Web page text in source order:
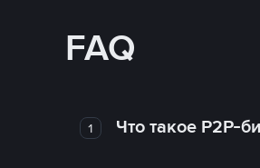
FAQ
1 Что такое P2P-